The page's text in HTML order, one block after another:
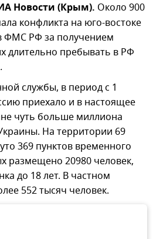
Новости (Крым). Около 900
конфликта на юго-востоке
ФМС РФ за получением
длительно пребывать в РФ
службы, в период с 1
приехало и в настоящее
чуть больше миллиона
На территории 69
369 пунктов временного
размещено 20980 человек,
до 18 лет. В частном
552 тысяч человек.